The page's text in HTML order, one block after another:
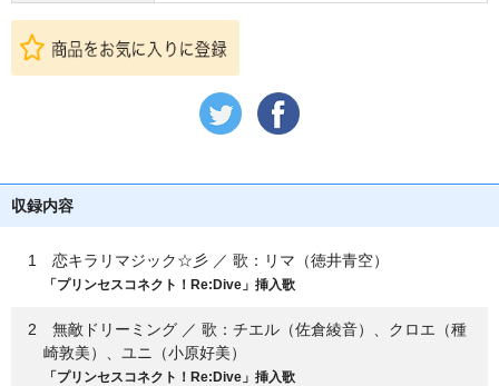
収録内容
1 恋キラリマジック☆彡 ／ 歌：リマ（徳井青空）
「プリンセスコネクト！Re:Dive」挿入歌
2 無敵ドリーミング ／ 歌：チエル（佐倉綾音）、クロエ（種
崎敦美）、ユニ（小原好美）
「プリンセスコネクト！Re:Dive」挿入歌